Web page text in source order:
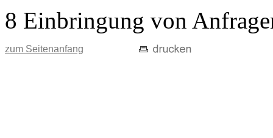
8 Einbringung von
zum Seitenanfang